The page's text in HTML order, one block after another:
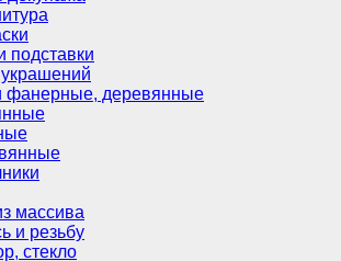
подставки
фанерные, деревянные
массива
и резьбу
стекло